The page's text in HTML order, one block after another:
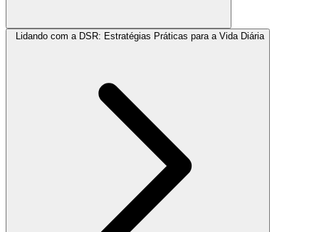
Lidando com a DSR: Estratégias Práticas para a Vida Diária